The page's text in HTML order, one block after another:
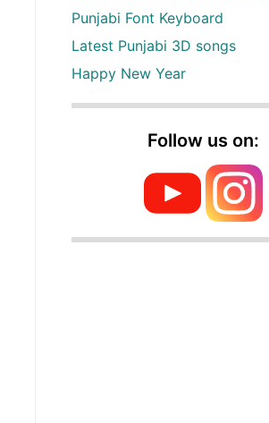
Punjabi Font Keyboard
Latest Punjabi 3D songs
Happy New Year
Follow us on: